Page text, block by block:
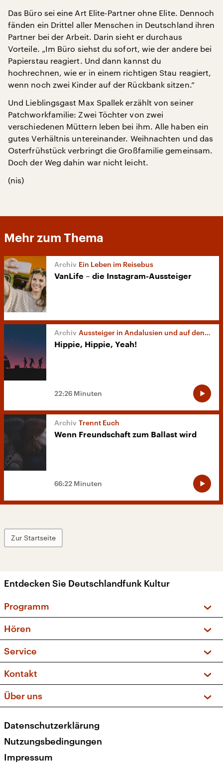
Das Büro sei eine Art Elite-Partner ohne Elite. Dennoch
fänden ein Drittel aller Menschen in Deutschland ihren
Partner bei der Arbeit. Darin sieht er durchaus
Vorteile. „Im Büro siehst du sofort, wie der andere bei
Papierstau reagiert. Und dann kannst du
hochrechnen, wie er in einem richtigen Stau reagiert,
wenn noch zwei Kinder auf der Rückbank sitzen.“
Und Lieblingsgast Max Spallek erzählt von seiner
Patchworkfamilie: Zwei Töchter von zwei
verschiedenen Müttern leben bei ihm. Alle haben ein
gutes Verhältnis untereinander. Weihnachten und das
Osterfrühstück verbringt die Großfamilie gemeinsam.
Doch der Weg dahin war nicht leicht.
(nis)
Mehr zum Thema
Ein Leben im Reisebus
VanLife – die Instagram-Aussteiger
Aussteiger in Andalusien und auf den Kanaren
Hippie, Hippie, Yeah!
22:26 Minuten
Trennt Euch
Wenn Freundschaft zum Ballast wird
66:22 Minuten
Zur Startseite
Entdecken Sie Deutschlandfunk Kultur
Programm
Sendungen und Podcasts
Musikliste
Kakadu – Das Kinderprogramm
Hören
Frequenzen (UKW + DAB+)
Service
FAQ
Apps
Newsletter
Veranstaltungen
Kontakt
Social Media
Über uns
Presse
Karriere
Transparenz
Datenschutzerklärung
Nutzungsbedingungen
Impressum